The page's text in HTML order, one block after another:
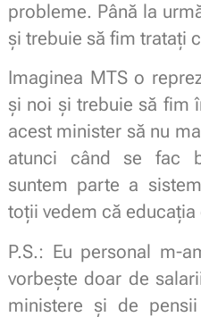
probleme. Până la
și trebuie să fim tratați
Imaginea MTS o
și noi și trebuie să fim
acest minister să nu
atunci când se fac
suntem parte a
toții vedem că
P.S.: Eu personal m-
vorbește doar de
ministere și de